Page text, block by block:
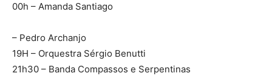
00h – Amanda Santiago
– Pedro Archanjo
19H – Orquestra Sérgio Benutti
21h30 – Banda Compassos e Serpentinas